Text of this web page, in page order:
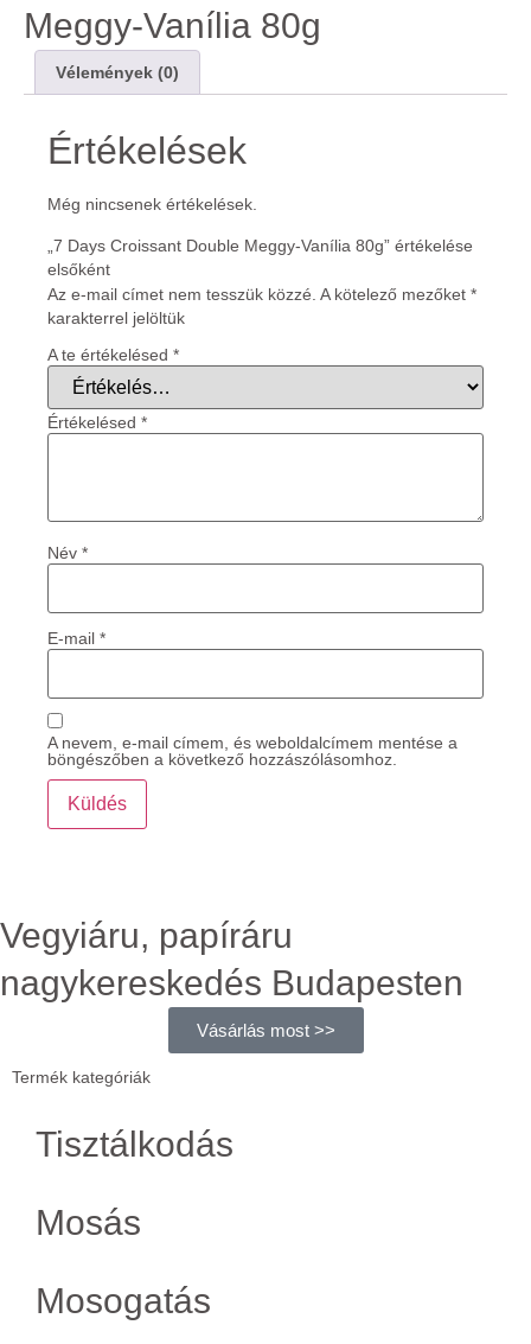
Meggy-Vanília 80g
Vélemények (0)
Értékelések
Még nincsenek értékelések.
„7 Days Croissant Double Meggy-Vanília 80g” értékelése
elsőként
Az e-mail címet nem tesszük közzé. A kötelező mezőket *
karakterrel jelöltük
A te értékelésed *
Értékelésed *
Név *
E-mail *
A nevem, e-mail címem, és weboldalcímem mentése a
böngészőben a következő hozzászólásomhoz.
Vegyiáru, papíráru
nagykereskedés Budapesten
Vásárlás most >>
Termék kategóriák
Tisztálkodás
Mosás
Mosogatás